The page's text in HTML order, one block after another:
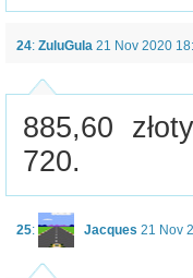
24: ZuluGula 21 Nov 2020
885,60
720.
25: Jacques 21 Nov